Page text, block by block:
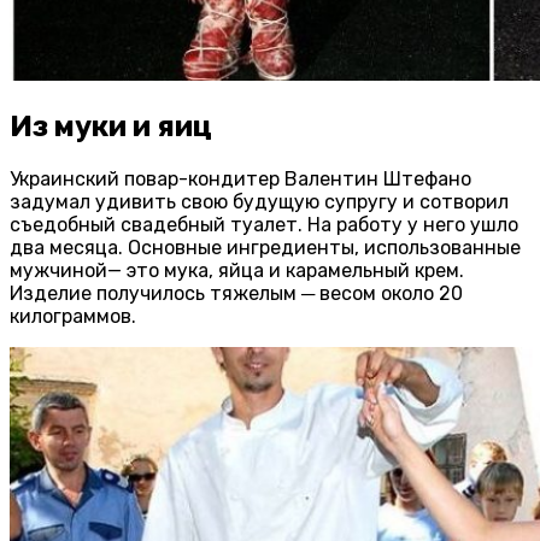
Из муки и яиц
Украинский повар-кондитер Валентин Штефано
задумал удивить свою будущую супругу и сотворил
съедобный свадебный туалет. На работу у него ушло
два месяца. Основные ингредиенты, использованные
мужчиной— это мука, яйца и карамельный крем.
Изделие получилось тяжелым ─ весом около 20
килограммов.